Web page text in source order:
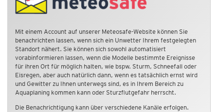
Mit einem Account auf unserer Meteosafe-Website können Sie
benachrichten lassen, wenn sich ein Unwetter Ihrem festgelegten
Standort nähert. Sie können sich sowohl automatisiert
vorabinformieren lassen, wenn die Modelle bestimmte Ereignisse
für ihren Ort für möglich halten, wie bspw. Sturm, Schneefall oder
Eisregen, aber auch natürlich dann, wenn es tatsächlich ernst wird
und Gewitter zu Ihnen unterwegs sind, es in Ihrem Bereich zu
Aquaplaning kommen kann oder Sturzflutgefahr herrscht.
Die Benachrichtigung kann über verschiedene Kanäle erfolgen.